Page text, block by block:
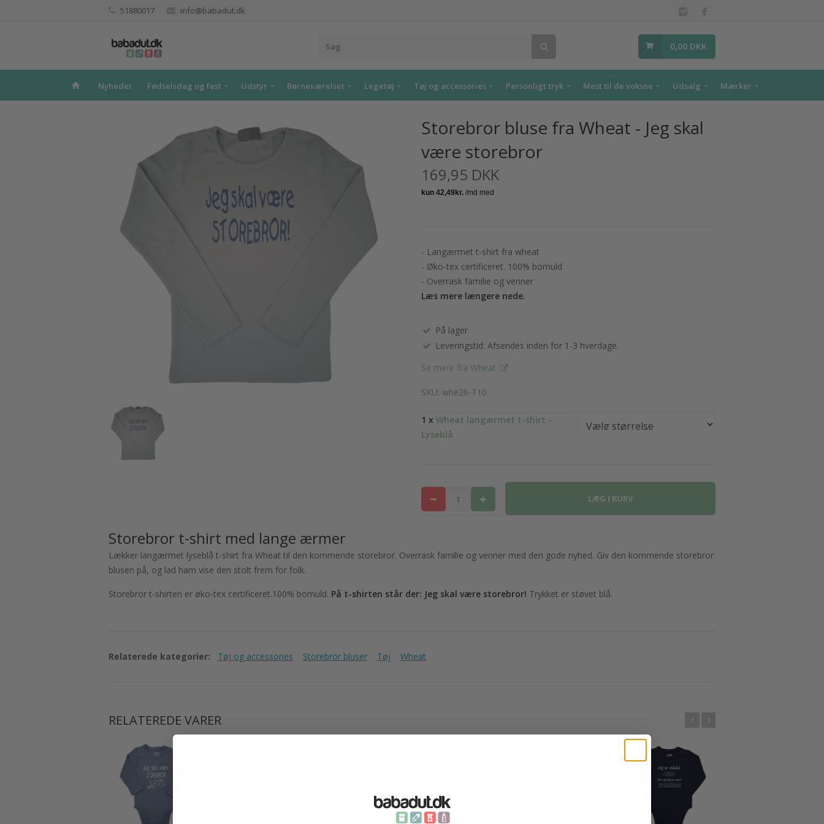
51880017 info@babadut.dk
0,00 DKK
Nyheder Fødselsdag og fest Udstyr Børneværelset Legetøj Tøj og accessories Personligt tryk Mest til de voksne Udsalg Mærker
Storebror bluse fra Wheat - Jeg skal
være storebror
169,95 DKK
- Langærmet t-shirt fra wheat
- Øko-tex certificeret. 100% bomuld
- Overrask familie og venner
Læs mere længere nede.
På lager
Leveringstid: Afsendes inden for 1-3 hverdage.
Se mere fra Wheat
SKU: whe26-T10
1 x Wheat langærmet t-shirt -
Lyseblå
Storebror t-shirt med lange ærmer
Lækker langærmet lyseblå t-shirt fra Wheat til den kommende storebror. Overrask familie og venner med den gode nyhed. Giv den kommende storebror
blusen på, og lad ham vise den stolt frem for folk.
Storebror t-shirten er øko-tex certificeret.100% bomuld. På t-shirten står der: Jeg skal være storebror! Trykket er støvet blå.
Relaterede kategorier: Tøj og accessories Storebror bluser Tøj Wheat
RELATEREDE VARER